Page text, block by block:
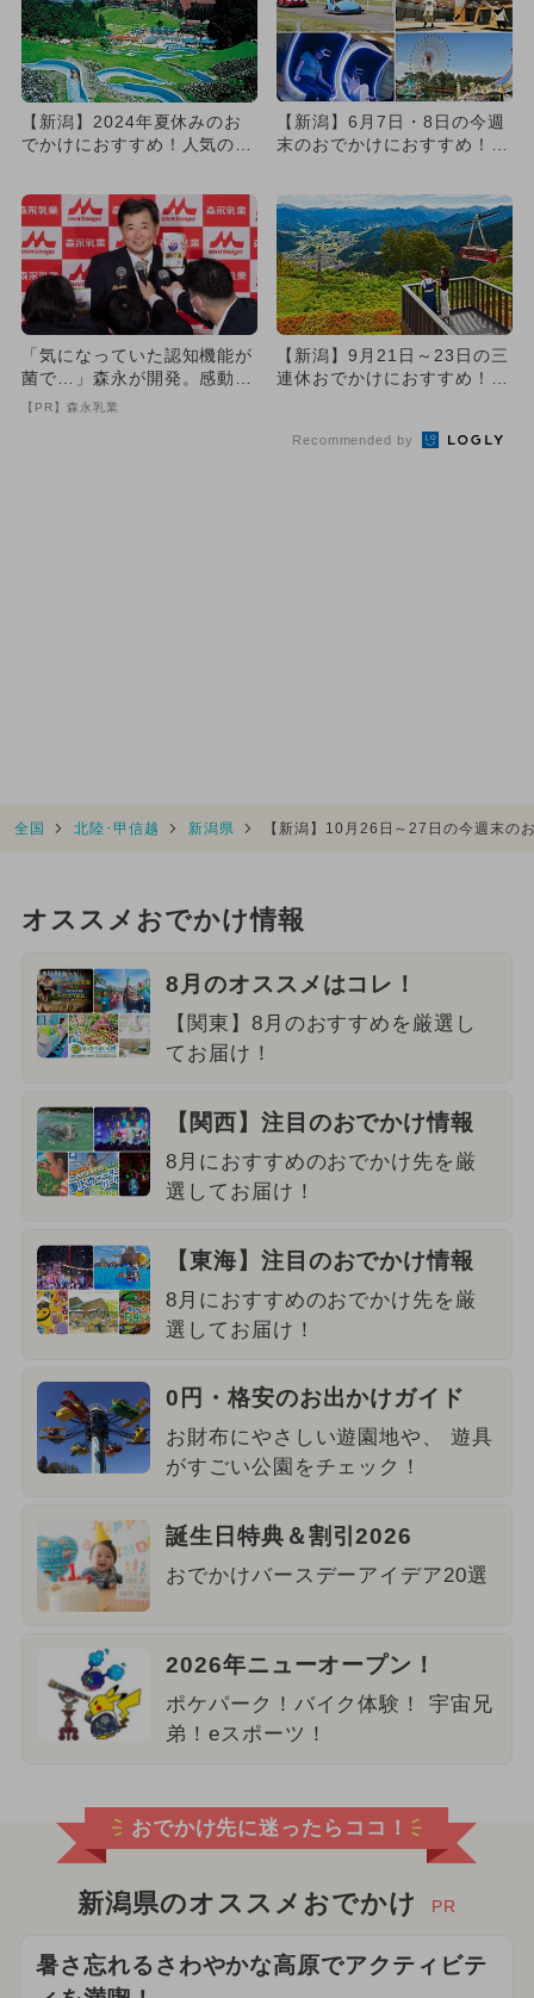
【新潟】2024年夏休みのお
でかけにおすすめ！人気のス
【新潟】6月7日・8日の今週
末のおでかけにおすすめ！人
「気になっていた認知機能が
菌で…」森永が開発。感動の
70代続出
【PR】森永乳業
【新潟】9月21日～23日の三
連休おでかけにおすすめ！人
Recommended by
全国 北陸･甲信越 新潟県 【新潟】10月26日～27日の今週末の
オススメおでかけ情報
8月のオススメはコレ！
【関東】8月のおすすめを厳選し
てお届け！
【関西】注目のおでかけ情報
8月におすすめのおでかけ先を厳
選してお届け！
【東海】注目のおでかけ情報
8月におすすめのおでかけ先を厳
選してお届け！
0円・格安のお出かけガイド
お財布にやさしい遊園地や、 遊具
がすごい公園をチェック！
誕生日特典＆割引2026
おでかけバースデーアイデア20選
2026年ニューオープン！
ポケパーク！バイク体験！ 宇宙兄
弟！eスポーツ！
おでかけ先に迷ったらココ！
新潟県のオススメおでかけ PR
暑さ忘れるさわやかな高原でアクティビテ